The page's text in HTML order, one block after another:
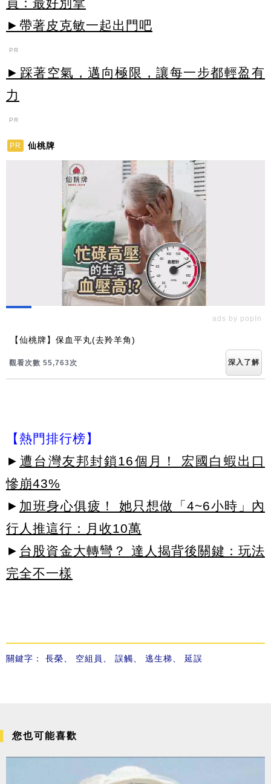
►帶著皮克敏一起出門吧
PR
►踩著空氣，邁向極限，讓每一步都輕盈有
力
PR
PR 仙桃牌
ads by popIn
【仙桃牌】保血平丸(去羚羊角)
觀看次數 55,763次 深入了解
【熱門排行榜】
► 遭台灣友邦封鎖16個月！ 宏國白蝦出口
慘崩43%
► 加班身心俱疲！ 她只想做「4~6小時」內
行人推這行：月收10萬
► 台股資金大轉彎？ 達人揭背後關鍵：玩法
完全不一樣
關鍵字： 長榮 空組員 誤觸 逃生梯 延誤
您也可能喜歡